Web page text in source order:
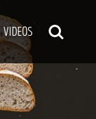
VIDEOS